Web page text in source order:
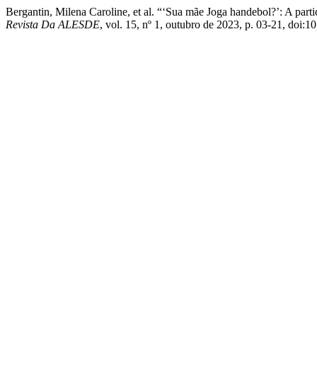
Bergantin, Milena Caroline, et al. “‘Sua mãe Joga handebol?’: A
Revista Da ALESDE, vol. 15, nº 1, outubro de 2023, p. 03-21,